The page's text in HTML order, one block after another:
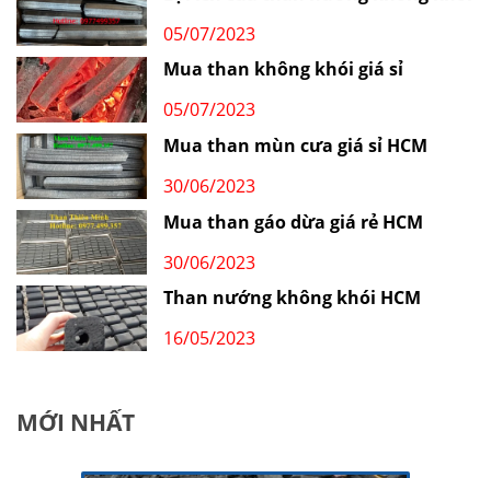
05/07/2023
Mua than không khói giá sỉ
05/07/2023
Mua than mùn cưa giá sỉ HCM
30/06/2023
Mua than gáo dừa giá rẻ HCM
30/06/2023
Than nướng không khói HCM
16/05/2023
MỚI NHẤT